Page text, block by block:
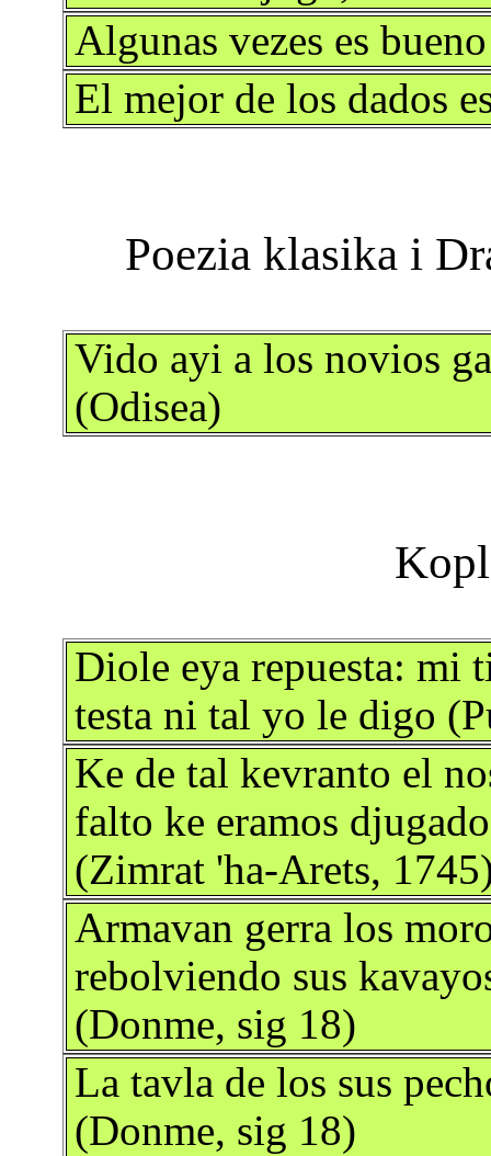
Algunas vezes es
El mejor de los dados
Vido ayi a los novios
(Odisea)
Diole eya repuesta: mi
testa ni tal yo le digo
Ke de tal kevranto el
falto ke eramos
(Zimrat 'ha-Arets,
Armavan gerra los
rebolviendo sus
(Donme, sig 18)
La tavla de los sus
(Donme, sig 18)